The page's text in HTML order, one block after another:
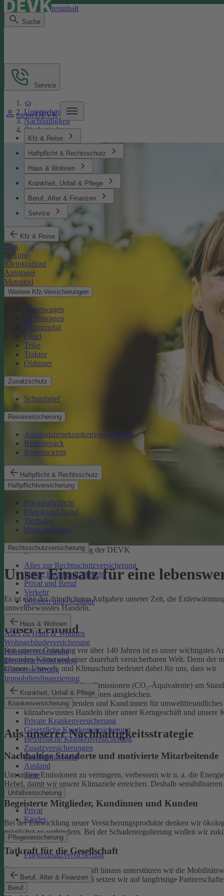
Direkt zum Seiteninhalt
Suche
meineDEVK
Kfz & Reise
Haftpflicht & Rechtsschutz
Haus & Wohnen
Krankheit, Unfall & Pflege
Beruf, Alter & Finanzen
Service
Kfz & Reise
Pkw
E-Auto
Kleinkraftrad
Anhänger
Motorrad
Weitere Kfz-Versicherungen
Wohnwagen
Lieferwagen
Wohnmobil
Quad
Trike
Traktor
Oldtimer
Zusatzschutz
Schutzbrief
Reiseversicherung
Auslandsreisekrankenversicherung
Reisegepäck
Reiserücktritt
Haftpflicht & Rechtsschutz
Haftpflichtversicherung
Privathaftpflicht
Dienst und Beruf
Tierhalter
Haus und Bau
Rechtsschutzversicherung
Alles zur Rechtsschutzversicherung
Privat, Beruf und Verkehr
Privat und Beruf
Verkehr
Wohnen und Gebäude
Haus & Wohnen
Alles zu Haus & Wohnen
Wohngebäudeversicherung
Hausratversicherung
Elementarversicherung
Glasversicherung
Immobilienfinanzierung
Krankheit, Unfall & Pflege
Krankenversicherung
Private Krankenversicherung
Gesetzliche Krankenversicherung
Betriebliche Krankenversicherung
Zusatzversicherungen
Krankentagegeld
Ausland
Tiere
Unfallversicherung
Privat
Kinder
Pflegeversicherung
Pflegezusatzversicherung
Beruf, Alter & Finanzen
Beruf
Service
Unternehmen
Nachhaltigkeit
Ökologisches
Ökologische Verantwortung der DEVK
Unser Einsatz für eine
Es ist eine der dringlichsten Aufgaben unserer Zeit, die
umweltbewusstes Handeln.
Unser Leitbild
Seit unserer Gründung vor über 140 Jahren ist es unser wichtigstes
gesunden Klima und einer dauerhaft versicherbaren Welt. Denn der
können.Umwelt- und Klimaschutz bedeutet dabei für uns, dass wir
unsere eigenen CO₂e-Emissionen (CO₂-Äquivalente) am
unvermeidliche Emissionen ausgleichen.
unsere Mitarbeitenden und Kund:innen für
klimabewusstes Handeln über unser Kerngeschäft und unsere
Aus unserer Nachhaltigkeitsstrategie
Nachhaltige Standorte und motivierte Mitarbeitende
Um unsere Emissionen zu verringern, verbessern wir u. a. die
Hebel, damit wir unsere Klimaziele erreichen. Deshalb
Begeisterte Mitglieder, Kundinnen und Kunden
Bei der Entwicklung neuer Versicherungsprodukte denken wir
möglichst zu verhindern. Bei der Schadenregulierung wollen wir
Tatkraft für die Gesellschaft
Über unser tägliches Geschäft hinaus unterstützen wir die
Klimaschutz widmen. Dabei setzen wir auf langfristige